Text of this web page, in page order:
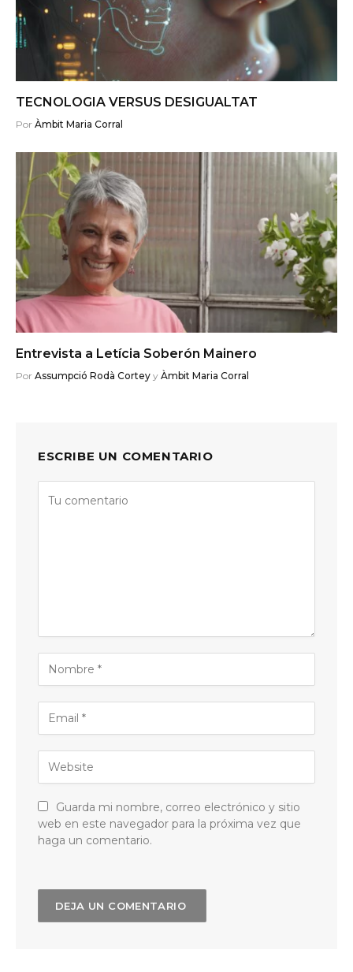
TECNOLOGIA VERSUS DESIGUALTAT
Por Àmbit Maria Corral
Entrevista a Letícia Soberón Mainero
Por Assumpció Rodà Cortey y Àmbit Maria Corral
ESCRIBE UN COMENTARIO
Guarda mi nombre, correo electrónico y sitio
web en este navegador para la próxima vez que
haga un comentario.